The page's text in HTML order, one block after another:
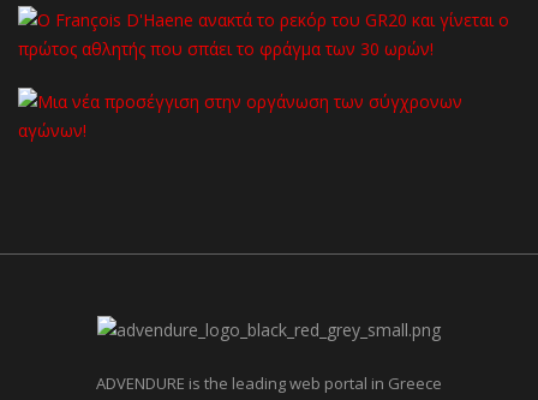
ADVENDURE is the leading web portal in Greece